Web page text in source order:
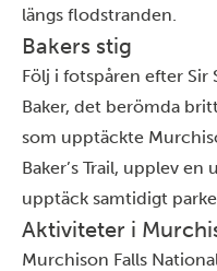
längs flodstranden.
Bakers stig
Följ i fotspåren efter Sir
Baker, det berömda
som upptäckte
Baker’s Trail, upplev
upptäck samtidigt
Aktiviteter i
Murchison Falls